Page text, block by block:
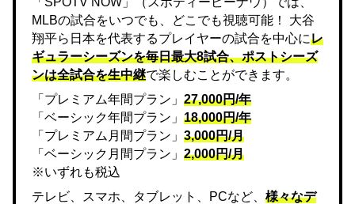
MLBの試合をいつでも、どこでも視聴可能！ 大谷
翔平ら日本を代表するプレイヤーの試合を中心にレ
ギュラーシーズンを毎日最大8試合、ポストシーズ
ンは全試合を生中継で楽しむことができます。
「プレミアム年間プラン」 27,000円/年
「ベーシック年間プラン」 18,000円/年
「プレミアム月間プラン」 3,000円/月
「ベーシック月間プラン」 2,000円/月
※いずれも税込
テレビ、スマホ、タブレット、PCなど、 様々なデ